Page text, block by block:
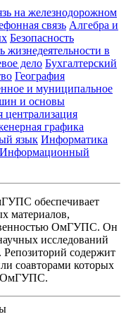
на железнодорожном
связь Алгебра и
Безопасность
жизнедеятельности в
дело Бухгалтерский
География
и муниципальное
и основы
централизация
графика
язык Информатика
Информационный
обеспечивает
материалов,
ОмГУПС. Он
исследований
содержит
соавторами которых
ОмГУПС.